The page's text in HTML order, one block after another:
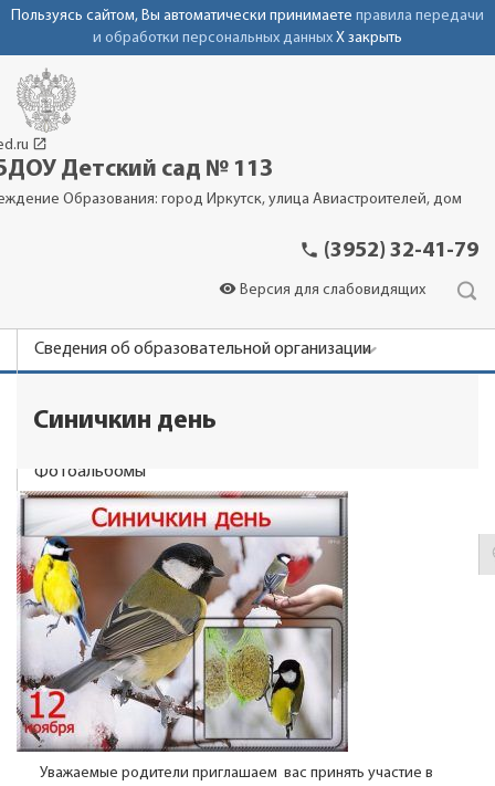
Пользуясь сайтом, Вы автоматически принимаете правила передачи
и обработки персональных данных X закрыть
launch
Детский сад № 113
Образования: город Иркутск, улица Авиастроителей, дом
phone (3952) 32-41-79
visibility Версия для слабовидящих
Сведения об образовательной организации
Родителям
Фотоальбомы
Контакты
Синичкин день
Уважаемые родители приглашаем вас принять участие в